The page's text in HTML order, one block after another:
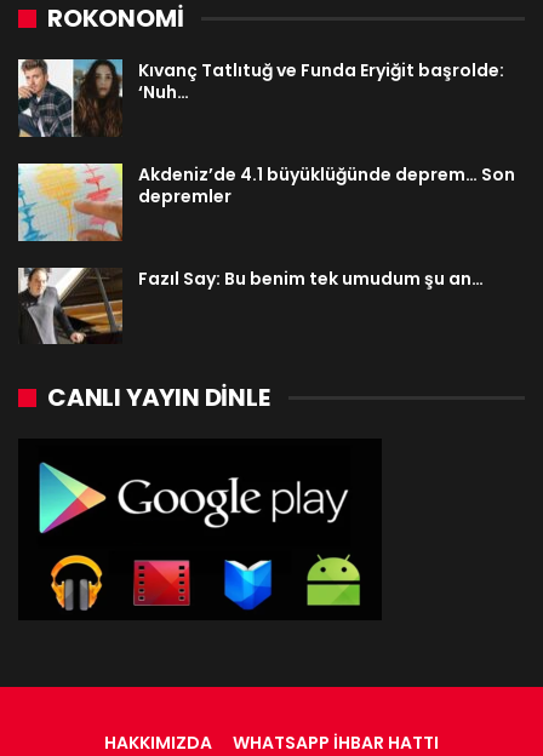
ROKONOMİ
Kıvanç Tatlıtuğ ve Funda Eryiğit başrolde:
‘Nuh…
Akdeniz’de 4.1 büyüklüğünde deprem… Son
depremler
Fazıl Say: Bu benim tek umudum şu an…
CANLI YAYIN DINLE
HAKKIMIZDA WHATSAPP İHBAR HATTI